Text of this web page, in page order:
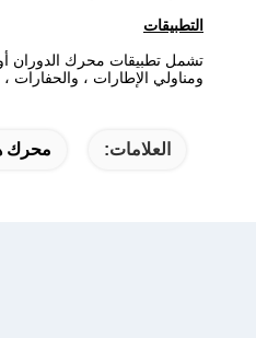
التطبيقات
تشمل تطبيقات محرك الدوران أو
ومناولي الإطارات ، والحفارات
العلامات: محرك